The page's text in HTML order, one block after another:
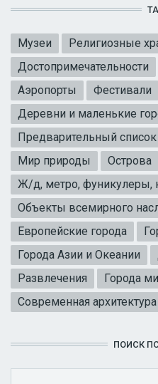
Музеи
Религиозные
Достопримечательности
Аэропорты
Фестивали
Деревни и маленькие
Предварительный
Мир природы
Острова
Ж/д, метро, фуникулеры,
Объекты всемирного
Европейские города
Города Азии и Океании
Развлечения
Города
Современная архитектура
ПОИСК